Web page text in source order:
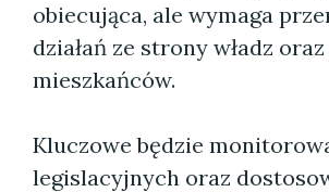
obiecująca, ale wymaga
działań ze strony władz oraz
mieszkańców.
Kluczowe będzie
legislacyjnych oraz